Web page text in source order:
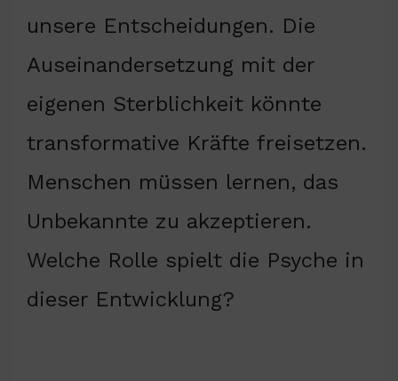
unsere Entscheidungen. Die
Auseinandersetzung mit der
eigenen Sterblichkeit könnte
transformative Kräfte freisetzen.
Menschen müssen lernen, das
Unbekannte zu akzeptieren.
Welche Rolle spielt die Psyche in
dieser Entwicklung?